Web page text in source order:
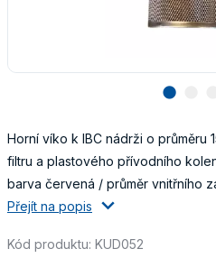
lens
Horní víko k IBC nádrži o průměru
filtru a plastového přívodního
barva červená / průměr vnitřního
Přejít na popis
Kód produktu: KUD052